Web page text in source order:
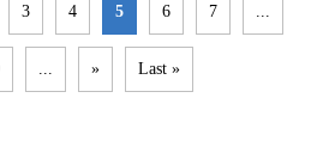
3 4 5 6 7
» Last »